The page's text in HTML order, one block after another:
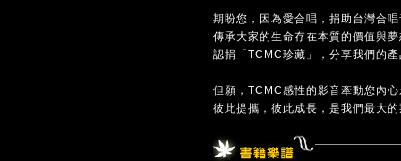
期盼您，因為愛合唱，捐助台灣合
傳承大家的生命存在本質的價值與
認捐「TCMC珍藏」，分享我們的
但願，TCMC感性的影音牽動您內
彼此提攜，彼此成長，是我們最